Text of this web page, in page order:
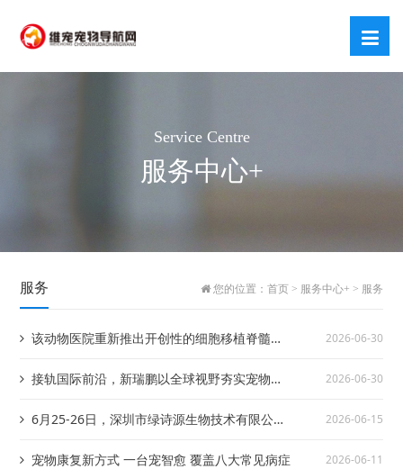
Service Centre
服务中心+
服务 您的位置： 首页> 服务中心+ > 服务
该动物医院重新推出开创性的细胞移植脊髓治
2026-06-30
接轨国际前沿，新瑞鹏以全球视野夯实宠物专
2026-06-30
6月25-26日，深圳市绿诗源生物技术有限公司
2026-06-15
宠物康复新方式 一台宠智愈 覆盖八大常见病症 2026-06-11